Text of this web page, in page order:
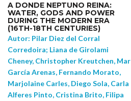
A DONDE NEPTUNO REINA:
WATER, GODS AND POWER
DURING THE MODERN ERA
(16TH-18TH CENTURIES)
Autor: Pilar Diez del Corral
Corredoira; Liana de Girolami
Cheney, Christopher Kreutchen, Mar
García Arenas, Fernando Morato,
Marjolaine Carles, Diego Sola, Carla
Alferes Pinto, Cristina Brito, Filipa